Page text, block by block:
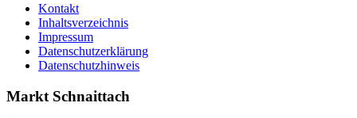
Kontakt
Inhaltsverzeichnis
Impressum
Datenschutzerklärung
Datenschutzhinweis
Markt Schnaittach